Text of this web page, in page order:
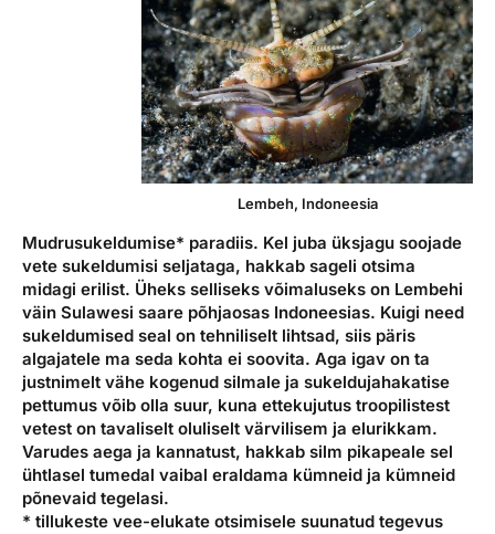
Lembeh, Indoneesia
Mudrusukeldumise* paradiis. Kel juba üksjagu soojade
vete sukeldumisi seljataga, hakkab sageli otsima
midagi erilist. Üheks selliseks võimaluseks on Lembehi
väin Sulawesi saare põhjaosas Indoneesias. Kuigi need
sukeldumised seal on tehniliselt lihtsad, siis päris
algajatele ma seda kohta ei soovita. Aga igav on ta
justnimelt vähe kogenud silmale ja sukeldujahakatise
pettumus võib olla suur, kuna ettekujutus troopilistest
vetest on tavaliselt oluliselt värvilisem ja elurikkam.
Varudes aega ja kannatust, hakkab silm pikapeale sel
ühtlasel tumedal vaibal eraldama kümneid ja kümneid
põnevaid tegelasi.
* tillukeste vee-elukate otsimisele suunatud tegevus